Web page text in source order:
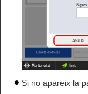
Si no apareix la